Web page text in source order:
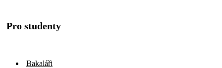
Pro studenty
Bakaláři